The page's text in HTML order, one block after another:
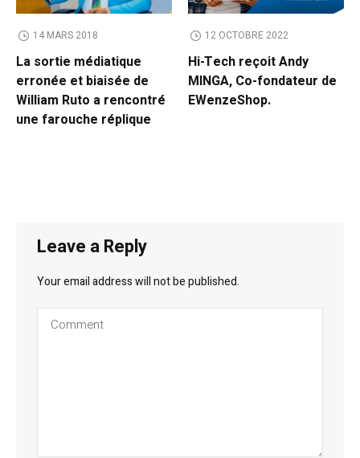
14 MARS 2018
La sortie médiatique
erronée et biaisée de
William Ruto a rencontré
une farouche réplique
12 OCTOBRE 2022
Hi-Tech reçoit Andy
MINGA, Co-fondateur de
EWenzeShop.
Leave a Reply
Your email address will not be published.